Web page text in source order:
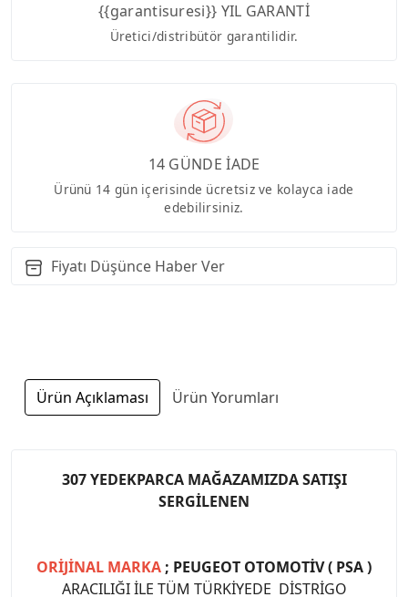
{{garantisuresi}} YIL GARANTİ
Üretici/distribütör garantilidir.
14 GÜNDE İADE
Ürünü 14 gün içerisinde ücretsiz ve kolayca iade
edebilirsiniz.
Fiyatı Düşünce Haber Ver
Ürün Açıklaması Ürün Yorumları
307 YEDEKPARCA MAĞAZAMIZDA SATIŞI
SERGİLENEN
ORİJİNAL MARKA ; PEUGEOT OTOMOTİV ( PSA )
ARACILIĞI İLE TÜM TÜRKİYEDE DİSTRİGO